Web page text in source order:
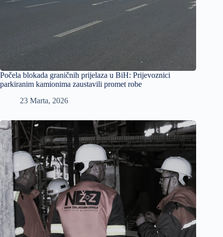
Počela blokada graničnih prijelaza u BiH: Prijevoznici
parkiranim kamionima zaustavili promet robe
23 Marta, 2026